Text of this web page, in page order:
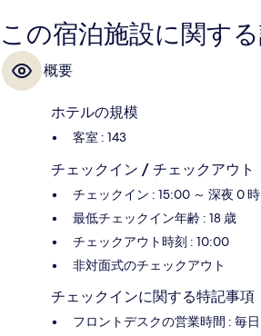
この宿泊施設に関す
概要
ホテルの規模
客室 : 143
チェックイン / チェックアウト
チェックイン : 15:00 ～ 深夜 0 時
最低チェックイン年齢 : 18 歳
チェックアウト時刻 : 10:00
非対面式のチェックアウト
チェックインに関する特記事項
フロントデスクの営業時間 : 毎